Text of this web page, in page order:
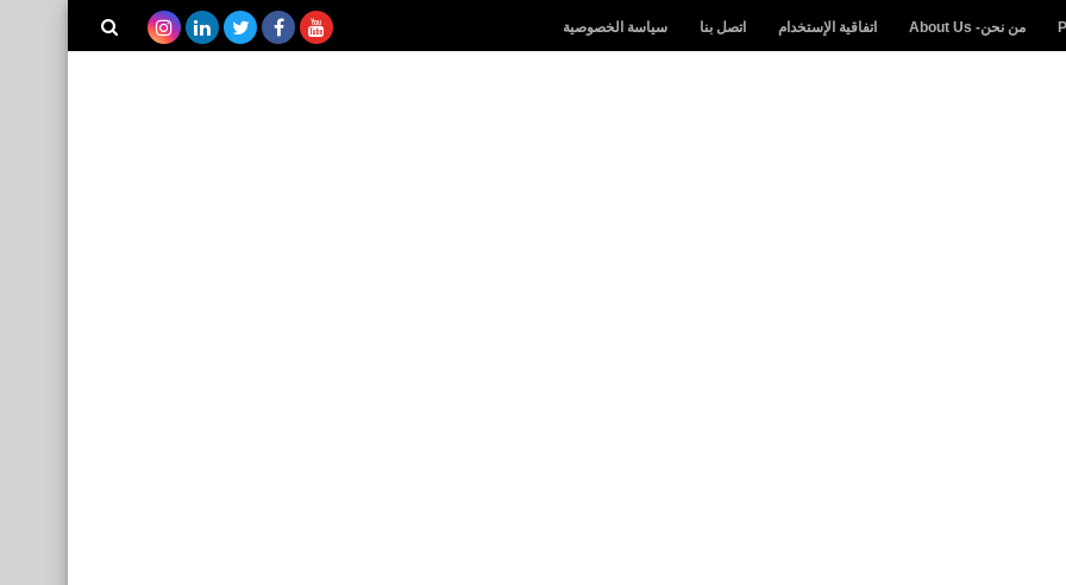
من نحن- About Us اتفاقية الإستخدام اتصل بنا سياسة الخصوصية